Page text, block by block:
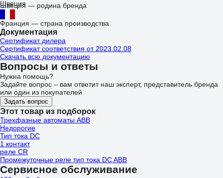
Швеция — родина бренда
Франция — страна производства
Документация
Сертификат дилера
Сертификат соответствия от 2023.02.08
Скачать всю документацию
Вопросы и ответы
Нужна помощь?
Задайте вопрос – вам ответит наш эксперт, представитель бренда
или один из покупателей
Задать вопрос
Этот товар из подборок
Трехфазные автоматы ABB
Недорогие
Тип тока DC
1 контакт
реле CR
Промежуточные реле тип тока DC ABB
Сервисное обслуживание